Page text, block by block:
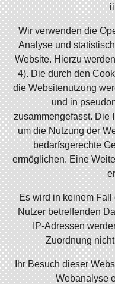
Wir verwenden die
Analyse und
Website. Hierzu
4). Die durch den
die Websitenutzung
und in
zusammengefasst. Die
um die Nutzung der
bedarfsgerechte
ermöglichen. Eine
Es wird in keinem
Nutzer betreffenden
IP-Adressen
Zuordnung
Ihr Besuch dieser
Webanalyse